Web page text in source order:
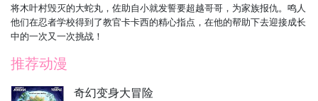
第675集
第674集
第673集
第672集
将木叶村毁灭的大蛇丸，佐助自小就发誓要超越哥哥，为家族报仇。鸣人
他们在忍者学校得到了教官卡卡西的精心指点，在他的帮助下去迎接成长
中的一次又一次挑战！
推荐动漫
奇幻变身大冒险